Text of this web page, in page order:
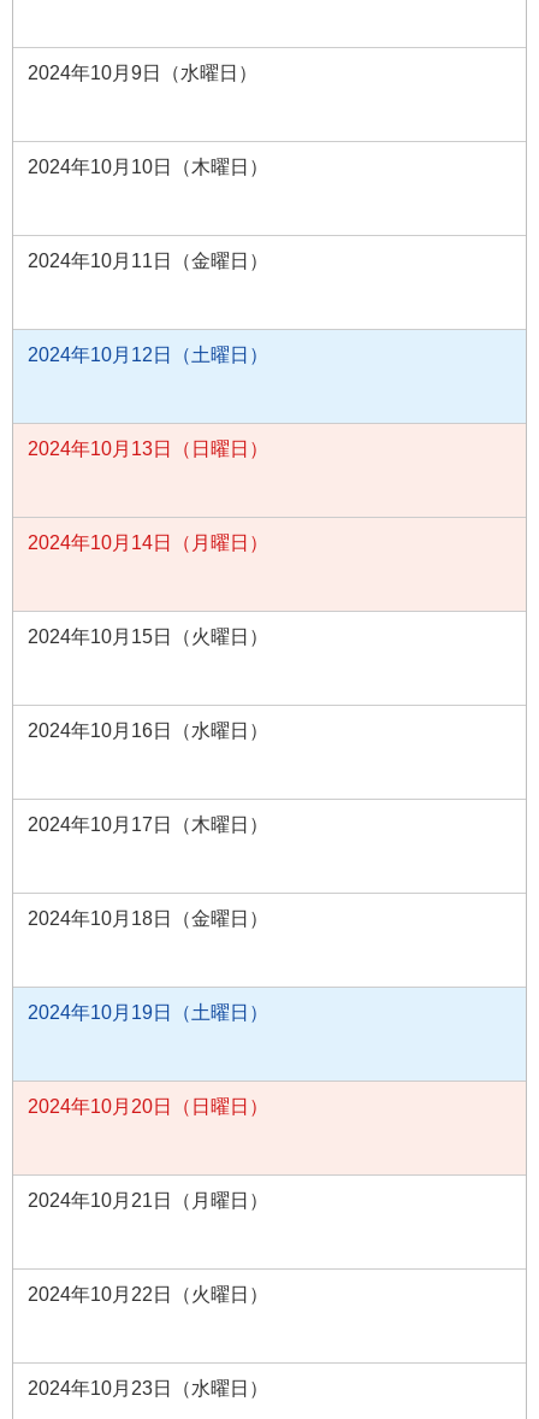
2024年10月9日（水曜日）
2024年10月10日（木曜日）
2024年10月11日（金曜日）
2024年10月12日（土曜日）
2024年10月13日（日曜日）
2024年10月14日（月曜日）
2024年10月15日（火曜日）
2024年10月16日（水曜日）
2024年10月17日（木曜日）
2024年10月18日（金曜日）
2024年10月19日（土曜日）
2024年10月20日（日曜日）
2024年10月21日（月曜日）
2024年10月22日（火曜日）
2024年10月23日（水曜日）